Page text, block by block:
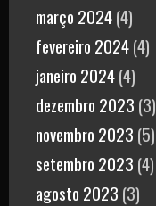
março 2024(4)
fevereiro 2024(4)
janeiro 2024(4)
dezembro 2023 (3)
novembro 2023 (5)
setembro 2023 (4)
agosto 2023 (3)